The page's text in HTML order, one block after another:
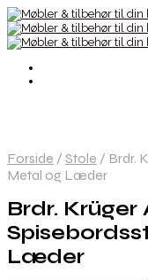
Forside / Stole / Brdr.
Metal og Læder
Brdr. Krüger
Læder